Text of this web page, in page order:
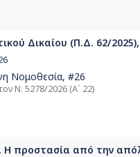
Δικαίου (Π.Δ. 62/
Νομοθεσία, #26
Ν. 5278/2026 (Α΄ 22)
Η προστασία από την